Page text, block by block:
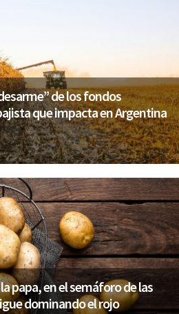
de los fondos
que impacta en Argentina
papa, en el semáforo de las
dominando el rojo